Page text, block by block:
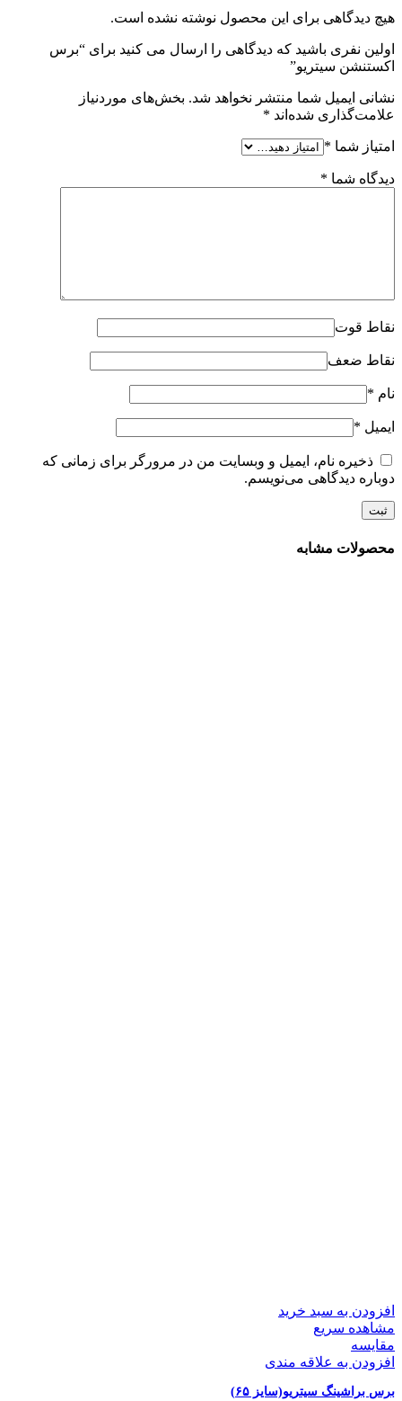
هیچ دیدگاهی برای این محصول نوشته نشده است.
اولین نفری باشید که دیدگاهی را ارسال می کنید برای “برس
اکستنشن سیتریو”
نشانی ایمیل شما منتشر نخواهد شد. بخش‌های موردنیاز
علامت‌گذاری شده‌اند *
امتیاز شما *
دیدگاه شما *
نقاط قوت
نقاط ضعف
نام *
ایمیل *
ذخیره نام، ایمیل و وبسایت من در مرورگر برای زمانی که
دوباره دیدگاهی می‌نویسم.
محصولات مشابه
افزودن به سبد خرید
مشاهده سریع
مقایسه
افزودن به علاقه مندی
برس براشینگ سیتریو(سایز ۶۵)